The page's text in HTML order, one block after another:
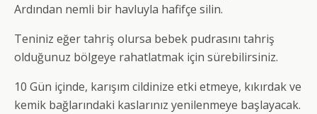
Ardından nemli bir havluyla hafifçe silin.
Teniniz eğer tahriş olursa bebek pudrasını tahriş
olduğunuz bölgeye rahatlatmak için sürebilirsiniz.
10 Gün içinde, karışım cildinize etki etmeye, kıkırdak ve
kemik bağlarındaki kaslarınız yenilenmeye başlayacak.